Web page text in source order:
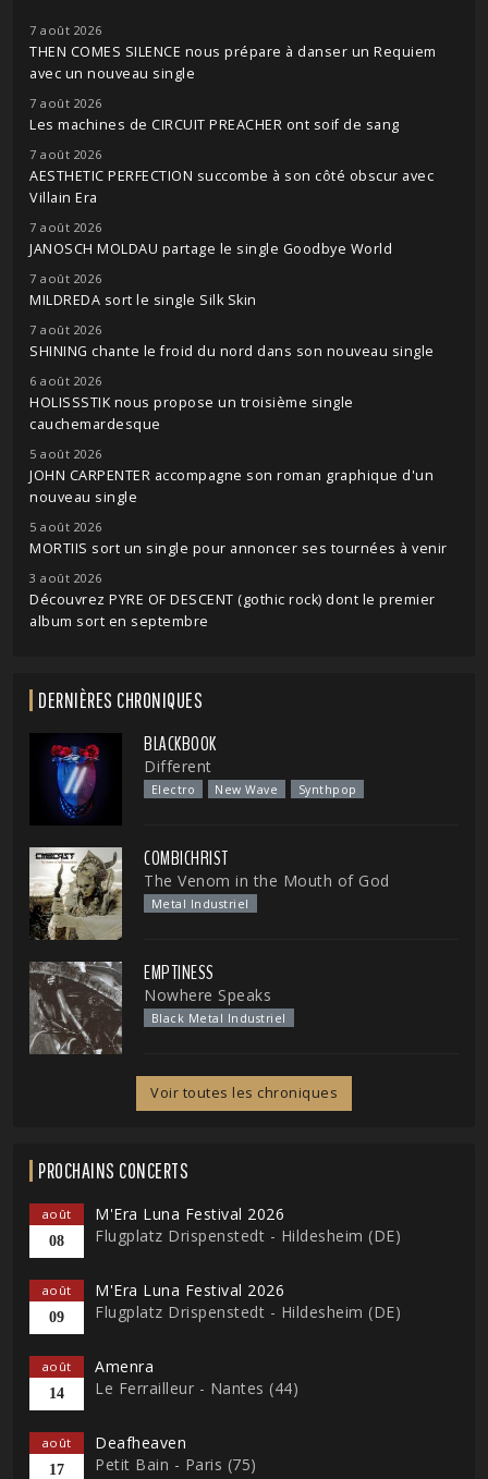
7 août 2026
THEN COMES SILENCE nous prépare à danser un Requiem
avec un nouveau single
7 août 2026
Les machines de CIRCUIT PREACHER ont soif de sang
7 août 2026
AESTHETIC PERFECTION succombe à son côté obscur avec
Villain Era
7 août 2026
JANOSCH MOLDAU partage le single Goodbye World
7 août 2026
MILDREDA sort le single Silk Skin
7 août 2026
SHINING chante le froid du nord dans son nouveau single
6 août 2026
HOLISSSTIK nous propose un troisième single
cauchemardesque
5 août 2026
JOHN CARPENTER accompagne son roman graphique d'un
nouveau single
5 août 2026
MORTIIS sort un single pour annoncer ses tournées à venir
3 août 2026
Découvrez PYRE OF DESCENT (gothic rock) dont le premier
album sort en septembre
DERNIÈRES CHRONIQUES
BLACKBOOK
Different
Electro New Wave Synthpop
COMBICHRIST
The Venom in the Mouth of God
Metal Industriel
EMPTINESS
Nowhere Speaks
Black Metal Industriel
Voir toutes les chroniques
PROCHAINS CONCERTS
août
08
M'Era Luna Festival 2026
Flugplatz Drispenstedt - Hildesheim (DE)
août
09
M'Era Luna Festival 2026
Flugplatz Drispenstedt - Hildesheim (DE)
août
14
Amenra
Le Ferrailleur - Nantes (44)
août
17
Deafheaven
Petit Bain - Paris (75)